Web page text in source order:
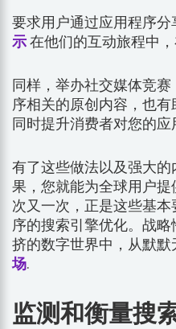
要求用户通过应用程序
示在他们的互动旅程中，
同样，举办社交媒体竞
序相关的原创内容，也有
同时提升消费者对您的应
有了这些做法以及强大
果，您就能为全球用户
次又一次，正是这些基
序的搜索引擎优化。战
挤的数字世界中，从默默
场.
监测和衡量搜